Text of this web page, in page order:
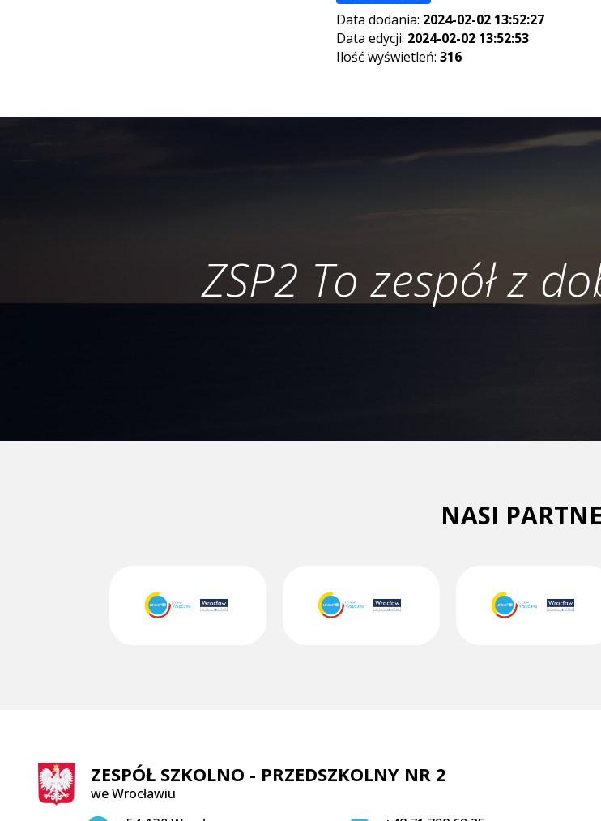
Data dodania: 2024-02-02 13:52:27
Data edycji: 2024-02-02 13:52:53
Ilość wyświetleń: 316
ZSP2 To zespół z
NASI
ZESPÓŁ SZKOLNO - PRZEDSZKOLNY NR 2
we Wrocławiu